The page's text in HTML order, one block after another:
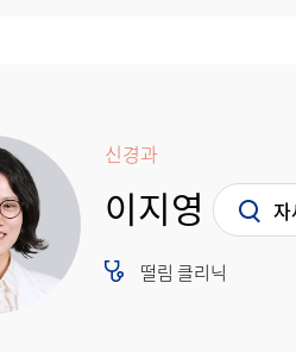
신경과
이지영 자
떨림 클리닉